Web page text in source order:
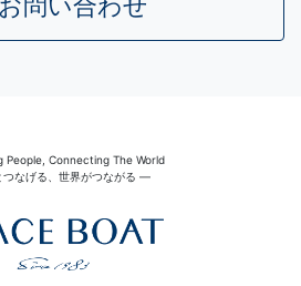
お問い合わせ
People, Connecting The World
なげる、世界がつながる ―